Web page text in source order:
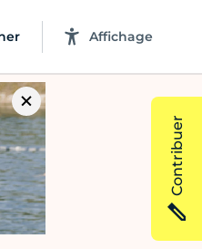
Affichage
Contribuer